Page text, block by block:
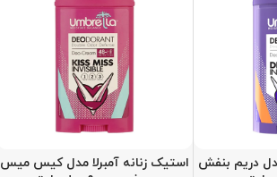
دریم بنفش
استیک زنانه آمبرلا مدل کیس میس